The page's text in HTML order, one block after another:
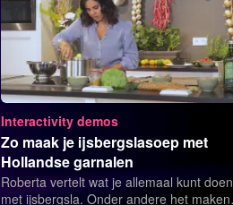
Interactivity demos
Zo maak je ijsbergslasoep met
Hollandse garnalen
Roberta vertelt wat je allemaal kunt doen
met ijsbergsla. Onder andere het maken